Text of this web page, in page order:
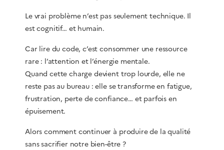
Le vrai problème n’est pas seulement technique. Il
est cognitif… et humain.
Car lire du code, c’est consommer une ressource
rare : l’attention et l’énergie mentale.
Quand cette charge devient trop lourde, elle ne
reste pas au bureau : elle se transforme en fatigue,
frustration, perte de confiance… et parfois en
épuisement.
Alors comment continuer à produire de la qualité
sans sacrifier notre bien-être ?